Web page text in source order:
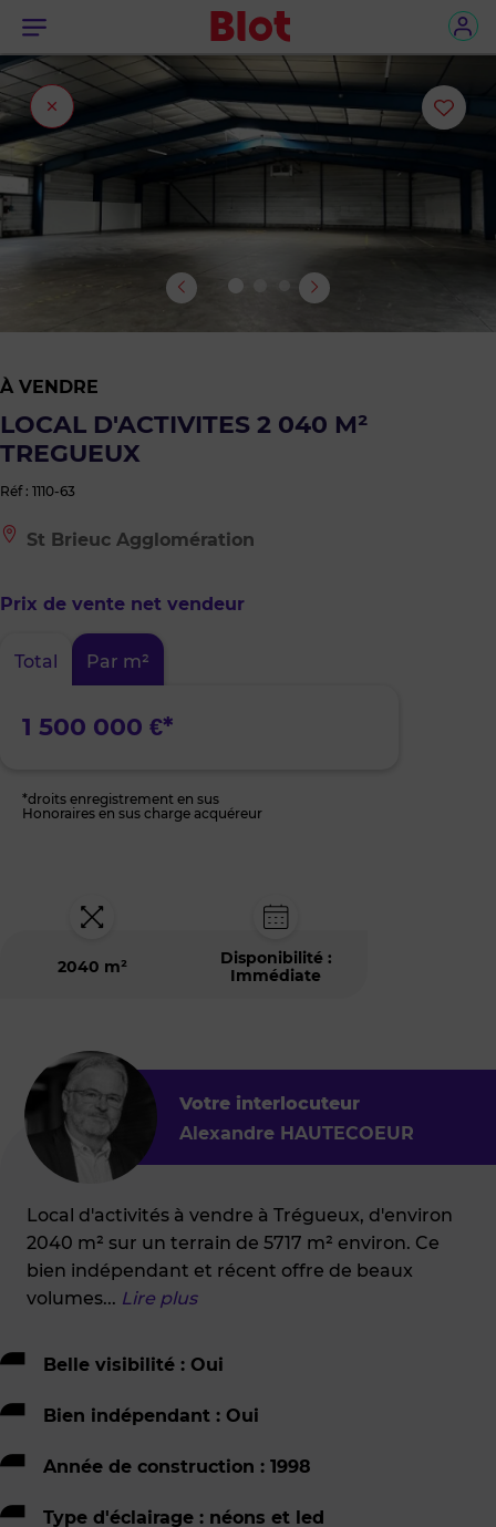
Menu
Fermer
l'onglet
À VENDRE
LOCAL D'ACTIVITES 2 040 M²
TREGUEUX
Réf : 1110-63
Le
bien
à
Brieuc
Agglomération
St Brieuc Agglomération
Prix de vente net vendeur
Total Par m²
1 500 000 €*
*droits enregistrement en sus
Honoraires en sus charge acquéreur
2040 m²
Disponibilité :
Immédiate
Votre interlocuteur
Alexandre HAUTECOEUR
Local d'activités à vendre à Trégueux, d'environ
2040 m² sur un terrain de 5717 m² environ. Ce
bien indépendant et récent offre de beaux
volumes... Lire plus
Belle visibilité : Oui
Bien indépendant : Oui
Année de construction : 1998
Type d'éclairage : néons et led